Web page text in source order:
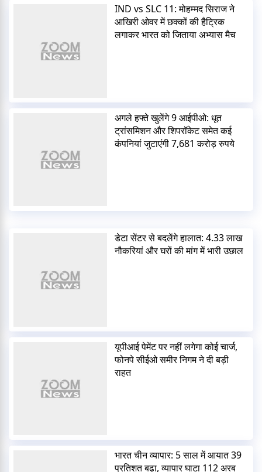
IND vs SLC 11: मोहम्मद सिराज ने
आखिरी ओवर में छक्कों की हैट्रिक
लगाकर भारत को जिताया अभ्यास मैच
अगले हफ्ते खुलेंगे 9 आईपीओ: धूत
ट्रांसमिशन और शिपरॉकेट समेत कई
कंपनियां जुटाएंगी 7,681 करोड़ रुपये
डेटा सेंटर से बदलेंगे हालात: 4.33 लाख
नौकरियां और घरों की मांग में भारी उछाल
यूपीआई पेमेंट पर नहीं लगेगा कोई चार्ज,
फोनपे सीईओ समीर निगम ने दी बड़ी
राहत
भारत चीन व्यापार: 5 साल में आयात 39
प्रतिशत बढ़ा, व्यापार घाटा 112 अरब